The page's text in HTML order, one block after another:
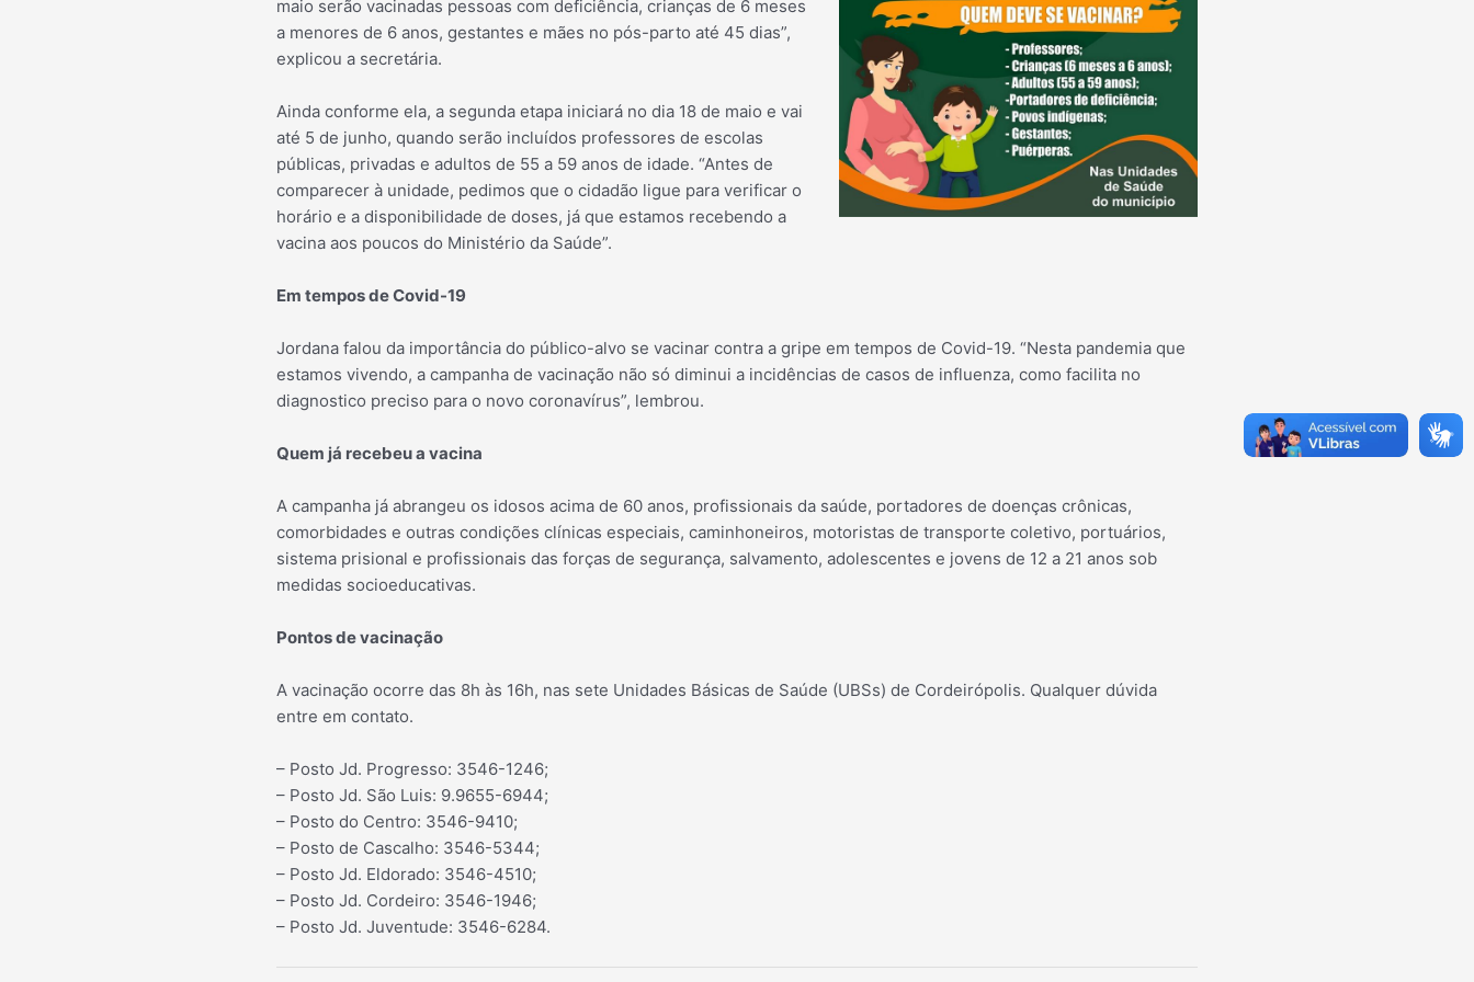
maio serão vacinadas pessoas com deficiência, crianças de 6 meses
a menores de 6 anos, gestantes e mães no pós-parto até 45 dias”,
explicou a secretária.
Ainda conforme ela, a segunda etapa iniciará no dia 18 de maio e vai
até 5 de junho, quando serão incluídos professores de escolas
públicas, privadas e adultos de 55 a 59 anos de idade. “Antes de
comparecer à unidade, pedimos que o cidadão ligue para verificar o
horário e a disponibilidade de doses, já que estamos recebendo a
vacina aos poucos do Ministério da Saúde”.
Em tempos de Covid-19
Jordana falou da importância do público-alvo se vacinar contra a gripe em tempos de Covid-19. “Nesta pandemia que
estamos vivendo, a campanha de vacinação não só diminui a incidências de casos de influenza, como facilita no
diagnostico preciso para o novo coronavírus”, lembrou.
Quem já recebeu a vacina
A campanha já abrangeu os idosos acima de 60 anos, profissionais da saúde, portadores de doenças crônicas,
comorbidades e outras condições clínicas especiais, caminhoneiros, motoristas de transporte coletivo, portuários,
sistema prisional e profissionais das forças de segurança, salvamento, adolescentes e jovens de 12 a 21 anos sob
medidas socioeducativas.
Pontos de vacinação
A vacinação ocorre das 8h às 16h, nas sete Unidades Básicas de Saúde (UBSs) de Cordeirópolis. Qualquer dúvida
entre em contato.
– Posto Jd. Progresso: 3546-1246;
– Posto Jd. São Luis: 9.9655-6944;
– Posto do Centro: 3546-9410;
– Posto de Cascalho: 3546-5344;
– Posto Jd. Eldorado: 3546-4510;
– Posto Jd. Cordeiro: 3546-1946;
– Posto Jd. Juventude: 3546-6284.